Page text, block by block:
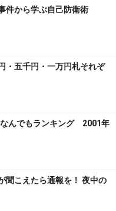
件から学ぶ自己防衛術
・五千円・一万円札それぞ
んでもランキング 2001年
聞こえたら通報を！ 夜中の